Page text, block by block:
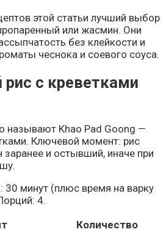
этой статьи лучший выбор
или жасмин. Они
без клейкости и
чеснока и соевого соуса.
рис с креветками
называют Khao Pad Goong —
Ключевой момент: рис
и остывший, иначе при
30 минут (плюс время на варку
4.
Количество